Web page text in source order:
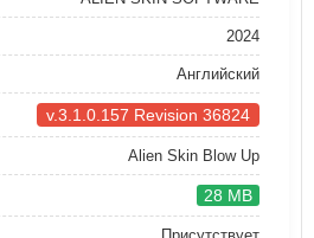
2024
Английский
v.3.1.0.157 Revision 36824
Alien Skin Blow Up
28 MB